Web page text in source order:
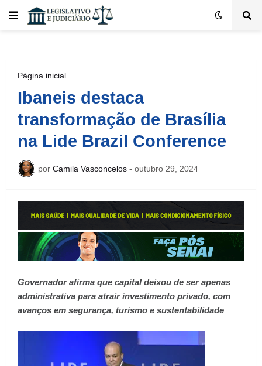
Página inicial
Ibaneis destaca
transformação de Brasília
na Lide Brazil Conference
por Camila Vasconcelos - outubro 29, 2024
Governador afirma que capital deixou de ser apenas
administrativa para atrair investimento privado, com
avanços em segurança, turismo e sustentabilidade